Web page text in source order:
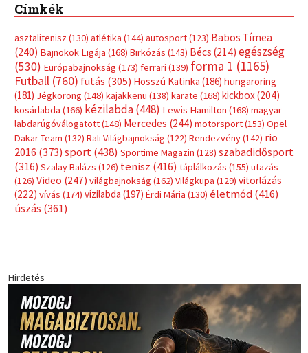
Címkék
asztalitenisz (130) atlétika (144) autosport(123) Babos Tímea
(240) Bajnokok Ligája (168) Birkózás (143) Bécs (214) egészség
(530) Európabajnokság (173) ferrari (139) forma 1 (1165)
Futball (760) futás (305) Hosszú Katinka (186) hungaroring
(181) Jégkorong (148) kajakkenu (138) karate (168) kickbox(204)
kosárlabda (166) kézilabda(448) Lewis Hamilton (168) magyar
labdarúgóválogatott(148) Mercedes (244) motorsport(153) Opel
Dakar Team (132) Rali Világbajnokság (122) Rendezvény(142) rio
2016 (373) sport(438) Sportime Magazin (128) szabadidősport
(316) Szalay Balázs (126) tenisz (416) táplálkozás (155) utazás
(126) Video (247) világbajnokság (162) Világkupa (129) vitorlázás
(222) vívás (174) vízilabda (197) Érdi Mária (130) életmód(416)
úszás (361)
Hirdetés